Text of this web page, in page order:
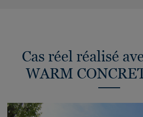
Cas réel réalisé
WARM